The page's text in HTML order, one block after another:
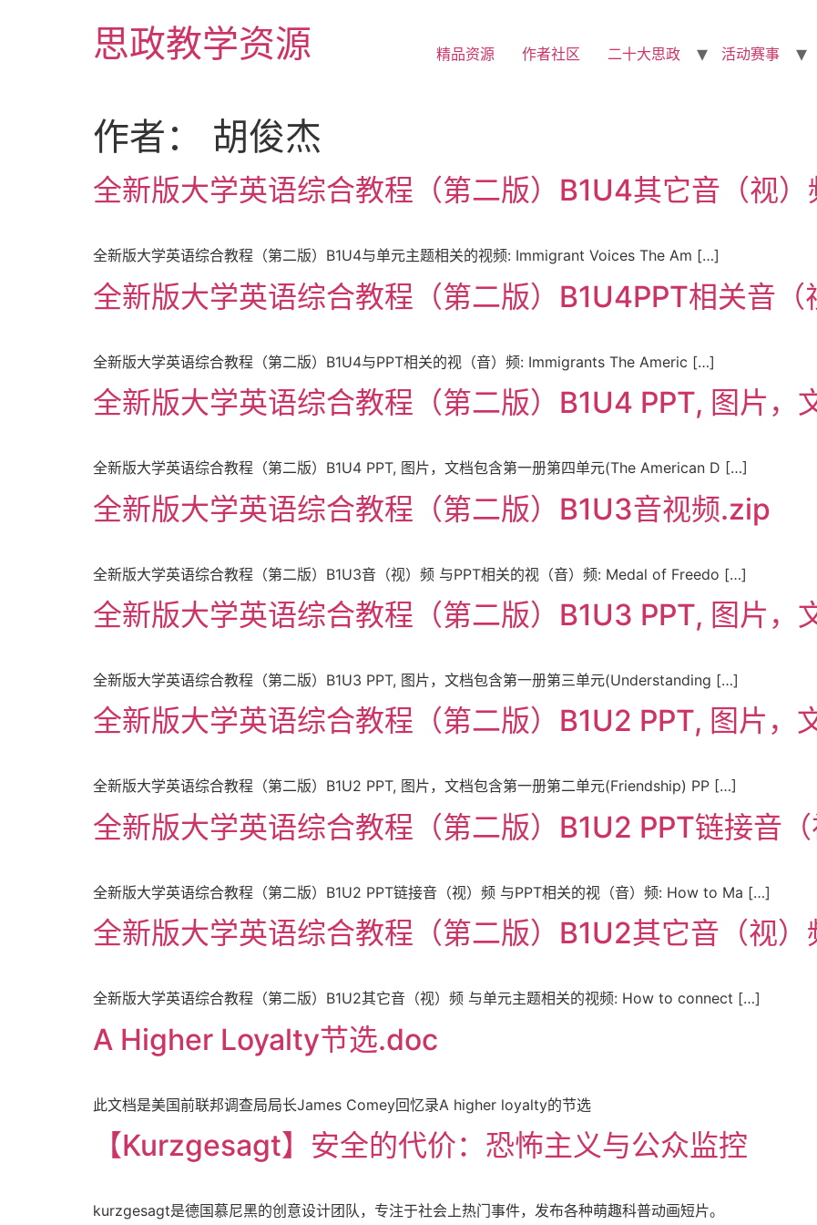
思政教学资源 精品资源 作者社区 二十大思政 活动赛事
作者： 胡俊杰
全新版大学英语综合教程（第二版）B1U4其它音（视
全新版大学英语综合教程（第二版）B1U4与单元主题相关的视频: Immigrant Voices The Am […]
全新版大学英语综合教程（第二版）B1U4PPT相关音
全新版大学英语综合教程（第二版）B1U4与PPT相关的视（音）频: Immigrants The Americ […]
全新版大学英语综合教程（第二版）B1U4 PPT, 图片，
全新版大学英语综合教程（第二版）B1U4 PPT, 图片，文档包含第一册第四单元(The American D […]
全新版大学英语综合教程（第二版）B1U3音视频.zip
全新版大学英语综合教程（第二版）B1U3音（视）频 与PPT相关的视（音）频: Medal of Freedo […]
全新版大学英语综合教程（第二版）B1U3 PPT, 图片，
全新版大学英语综合教程（第二版）B1U3 PPT, 图片，文档包含第一册第三单元(Understanding […]
全新版大学英语综合教程（第二版）B1U2 PPT, 图片，
全新版大学英语综合教程（第二版）B1U2 PPT, 图片，文档包含第一册第二单元(Friendship) PP […]
全新版大学英语综合教程（第二版）B1U2 PPT链接音
全新版大学英语综合教程（第二版）B1U2 PPT链接音（视）频 与PPT相关的视（音）频: How to Ma […]
全新版大学英语综合教程（第二版）B1U2其它音（视
全新版大学英语综合教程（第二版）B1U2其它音（视）频 与单元主题相关的视频: How to connect […]
A Higher Loyalty节选.doc
此文档是美国前联邦调查局局长James Comey回忆录A higher loyalty的节选
【Kurzgesagt】安全的代价：恐怖主义与公众监控
kurzgesagt是德国慕尼黑的创意设计团队，专注于社会上热门事件，发布各种萌趣科普动画短片。